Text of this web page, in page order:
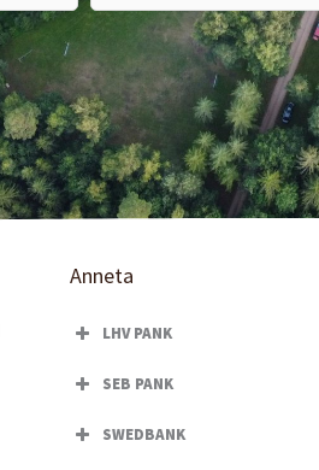
Anneta
LHV PANK
SEB PANK
SWEDBANK